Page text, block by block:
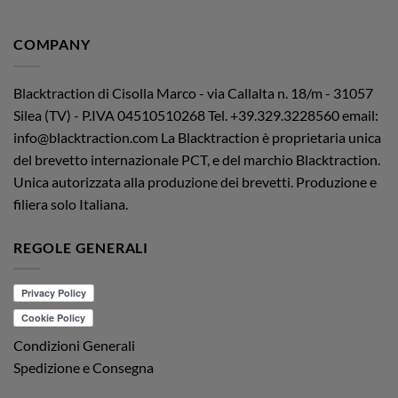
COMPANY
Blacktraction di Cisolla Marco - via Callalta n. 18/m - 31057
Silea (TV) - P.IVA 04510510268Tel. +39.329.3228560 email:
info@blacktraction.com La Blacktraction è proprietaria unica
del brevetto internazionale PCT, e del marchio Blacktraction.
Unica autorizzata alla produzione dei brevetti. Produzione e
filiera solo Italiana.
REGOLE GENERALI
Condizioni Generali
Spedizione e Consegna